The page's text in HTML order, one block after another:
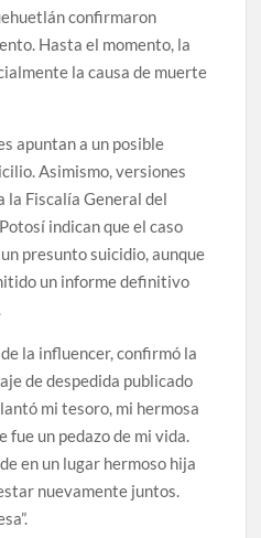
confirmaron
Hasta el momento, la
la causa de muerte
apuntan a un posible
Asimismo, versiones
Fiscalía General del
indican que el caso
presunto suicidio, aunque
un informe definitivo
la influencer, confirmó la
de despedida publicado
mi tesoro, mi hermosa
fue un pedazo de mi vida.
en un lugar hermoso hija
nuevamente juntos.